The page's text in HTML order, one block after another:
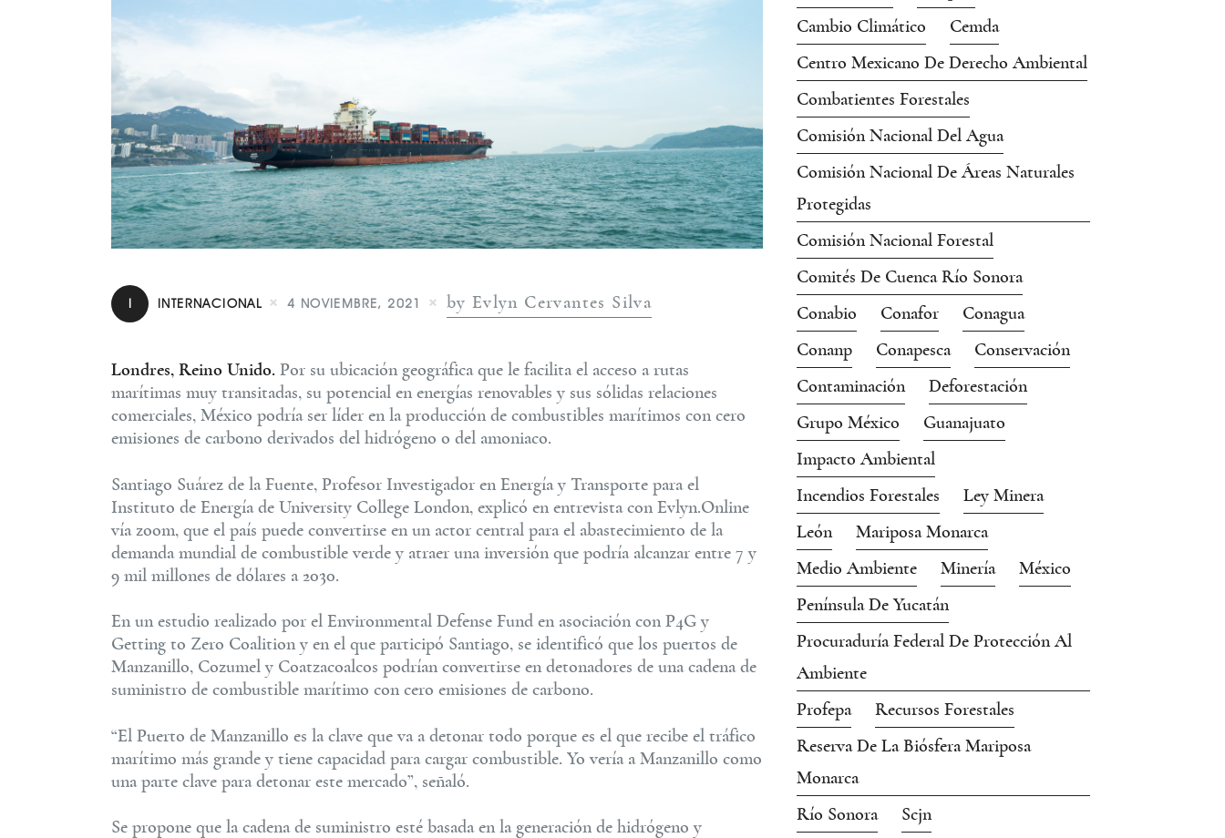
I INTERNACIONAL 4 NOVIEMBRE, 2021 by Evlyn Cervantes Silva
Londres, Reino Unido. Por su ubicación geográfica que le facilita el acceso a rutas
marítimas muy transitadas, su potencial en energías renovables y sus sólidas relaciones
comerciales, México podría ser líder en la producción de combustibles marítimos con cero
emisiones de carbono derivados del hidrógeno o del amoniaco.
Santiago Suárez de la Fuente, Profesor Investigador en Energía y Transporte para el
Instituto de Energía de University College London, explicó en entrevista con Evlyn.Online
vía zoom, que el país puede convertirse en un actor central para el abastecimiento de la
demanda mundial de combustible verde y atraer una inversión que podría alcanzar entre 7 y
9 mil millones de dólares a 2030.
En un estudio realizado por el Environmental Defense Fund en asociación con P4G y
Getting to Zero Coalition y en el que participó Santiago, se identificó que los puertos de
Manzanillo, Cozumel y Coatzacoalcos podrían convertirse en detonadores de una cadena de
suministro de combustible marítimo con cero emisiones de carbono.
“El Puerto de Manzanillo es la clave que va a detonar todo porque es el que recibe el tráfico
marítimo más grande y tiene capacidad para cargar combustible. Yo vería a Manzanillo como
una parte clave para detonar este mercado”, señaló.
Se propone que la cadena de suministro esté basada en la generación de hidrógeno y
Cambio Climático
Cemda
Centro Mexicano De Derecho Ambiental
Combatientes Forestales
Comisión Nacional Del Agua
Comisión Nacional De Áreas Naturales
Protegidas
Comisión Nacional Forestal
Comités De Cuenca Río Sonora
Conabio
Conafor
Conagua
Conanp
Conapesca
Conservación
Contaminación
Deforestación
Grupo México
Guanajuato
Impacto Ambiental
Incendios Forestales
Ley Minera
León
Mariposa Monarca
Medio Ambiente
Minería
México
Península De Yucatán
Procuraduría Federal De Protección Al
Ambiente
Profepa
Recursos Forestales
Reserva De La Biósfera Mariposa
Monarca
Río Sonora
Scjn